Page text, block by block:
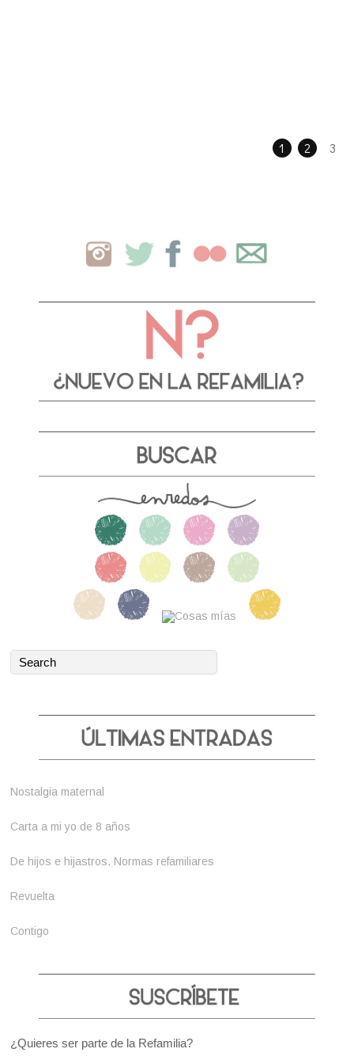
1 2 3
Nostalgia maternal
Carta a mi yo de 8 años
De hijos e hijastros. Normas refamiliares
Revuelta
Contigo
¿Quieres ser parte de la Refamilia?